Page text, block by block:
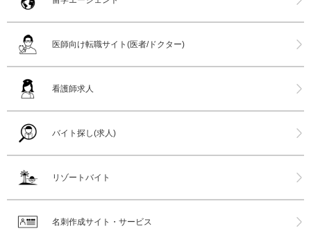
医師向け転職サイト(医者/ドクター)
看護師求人
バイト探し(求人)
リゾートバイト
名刺作成サイト・サービス